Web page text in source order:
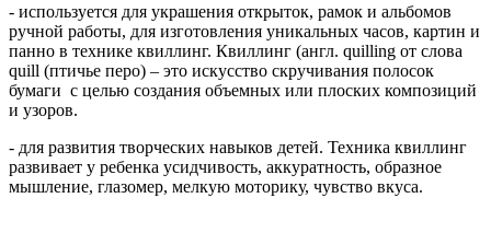
- используется для украшения открыток, рамок и альбомов
ручной работы, для изготовления уникальных часов, картин и
панно в технике квиллинг. Квиллинг (англ. quilling от слова
quill (птичье перо) – это искусство скручивания полосок
бумаги с целью создания объемных или плоских композиций
и узоров.
- для развития творческих навыков детей. Техника квиллинг
развивает у ребенка усидчивость, аккуратность, образное
мышление, глазомер, мелкую моторику, чувство вкуса.